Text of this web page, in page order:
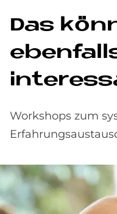
Das
Workshops zum